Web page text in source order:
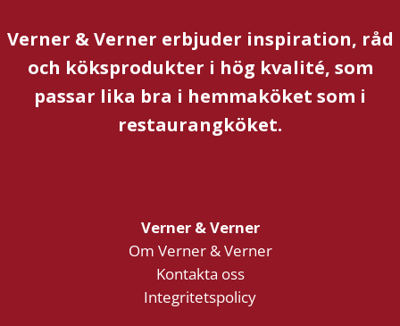
Verner & Verner erbjuder inspiration, råd
och köksprodukter i hög kvalité, som
passar lika bra i hemmaköket som i
restaurangköket.
Verner & Verner
Om Verner & Verner
Kontakta oss
Integritetspolicy